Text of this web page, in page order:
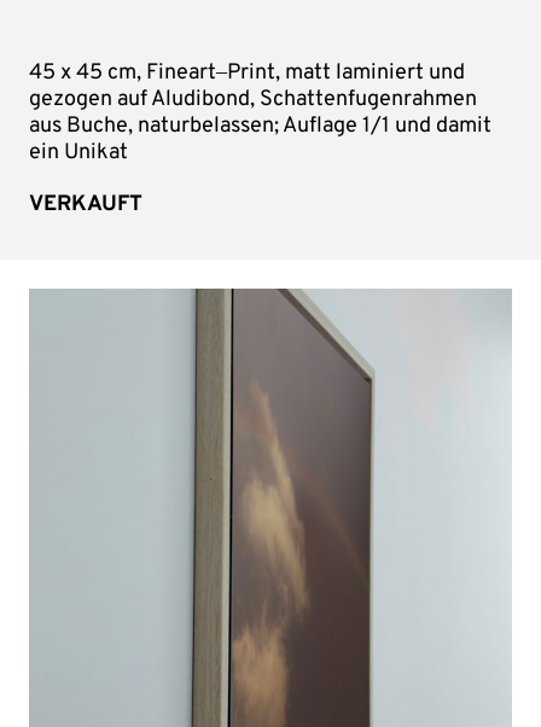
45 x 45 cm, Fineart‒Print, matt laminiert
gezogen auf Aludibond,
aus Buche, naturbelassen; Auflage 1/1 und
ein Unikat
VERKAUFT